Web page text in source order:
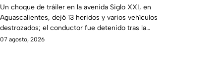
deja varios heridos y destrozos
Un choque de tráiler en la avenida Siglo XXI, en
Aguascalientes, dejó 13 heridos y varios vehículos
destrozados; el conductor fue detenido tras la
carambola.
07 agosto, 2026